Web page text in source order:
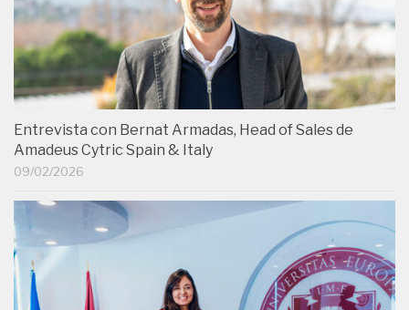
Entrevista con Bernat Armadas, Head of Sales de
Amadeus Cytric Spain & Italy
09/02/2026